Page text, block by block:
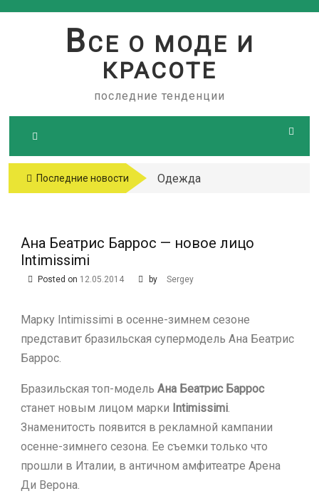
ВСЕ О МОДЕ И
КРАСОТЕ
последние тенденции
Последние новости
Одежда
Ана Беатрис Баррос — новое лицо
Intimissimi
Posted on 12.05.2014 by Sergey
Марку Intimissimi в осенне-зимнем сезоне
представит бразильская супермодель Ана Беатрис
Баррос.
Бразильская топ-модель Ана Беатрис Баррос
станет новым лицом марки Intimissimi.
Знаменитость появится в рекламной кампании
осенне-зимнего сезона. Ее съемки только что
прошли в Италии, в античном амфитеатре Арена
Ди Верона.